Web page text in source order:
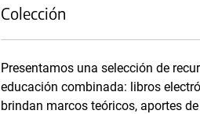
Colección
Presentamos una selección de
educación combinada: libros
brindan marcos teóricos, aportes